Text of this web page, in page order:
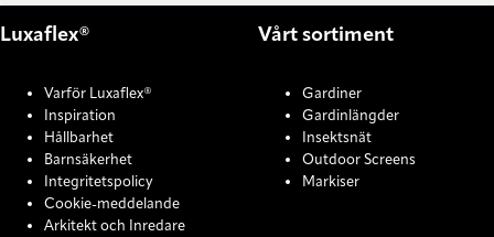
Luxaflex®
Varför Luxaflex®
Inspiration
Hållbarhet
Barnsäkerhet
Integritetspolicy
Cookie-meddelande
Arkitekt och Inredare
Vårt sortiment
Gardiner
Gardinlängder
Insektsnät
Outdoor Screens
Markiser